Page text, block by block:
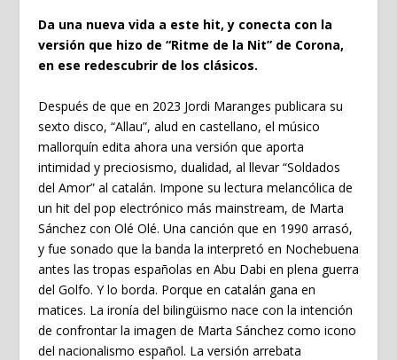
Da una nueva vida a este hit, y conecta con la
versión que hizo de “Ritme de la Nit” de Corona,
en ese redescubrir de los clásicos.
Después de que en 2023 Jordi Maranges publicara su
sexto disco, “Allau”, alud en castellano, el músico
mallorquín edita ahora una versión que aporta
intimidad y preciosismo, dualidad, al llevar “Soldados
del Amor” al catalán. Impone su lectura melancólica de
un hit del pop electrónico más mainstream, de Marta
Sánchez con Olé Olé. Una canción que en 1990 arrasó,
y fue sonado que la banda la interpretó en Nochebuena
antes las tropas españolas en Abu Dabi en plena guerra
del Golfo. Y lo borda. Porque en catalán gana en
matices. La ironía del bilingüismo nace con la intención
de confrontar la imagen de Marta Sánchez como icono
del nacionalismo español. La versión arrebata